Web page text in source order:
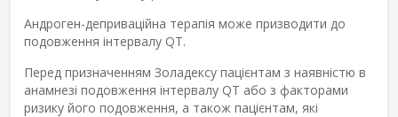
Андроген-деприваційна терапія може призводити до
подовження інтервалу QT.
Перед призначенням Золадексу пацієнтам з наявністю в
анамнезі подовження інтервалу QT або з факторами
ризику його подовження, а також пацієнтам, які